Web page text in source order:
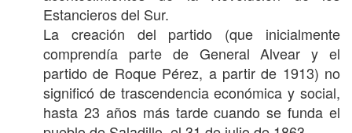
Estancieros del Sur.
La creación del partido (que inicialmente
comprendía parte de General Alvear y el
partido de Roque Pérez, a partir de 1913) no
significó de trascendencia económica y social,
hasta 23 años más tarde cuando se funda el